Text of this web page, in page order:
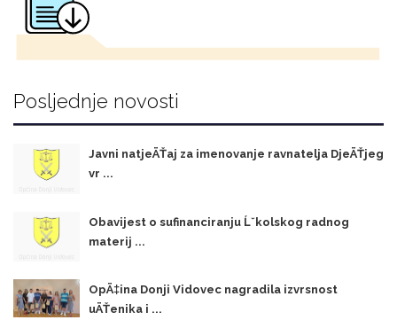
Posljednje novosti
Javni natjeÄŤaj za imenovanje ravnatelja DjeÄŤjeg
vr ...
Obavijest o sufinanciranju Ĺˇkolskog radnog
materij ...
OpÄ‡ina Donji Vidovec nagradila izvrsnost
uÄŤenika i ...